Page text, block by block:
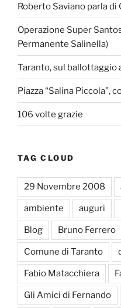
Roberto Saviano parla
Operazione Super
Permanente Salinella)
Taranto, sul
Piazza “Salina Piccola”,
106 volte grazie
TAG CLOUD
29 Novembre 2008
ambiente auguri
Blog Bruno Ferrero
Comune di Taranto
Fabio Matacchiera
Gli Amici di Fernando